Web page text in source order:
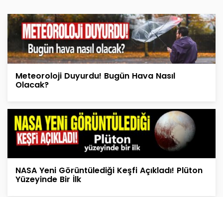
Meteoroloji Duyurdu! Bugün Hava Nasıl
Olacak?
NASA Yeni Görüntülediği Keşfi Açıkladı! Plüton
Yüzeyinde Bir İlk